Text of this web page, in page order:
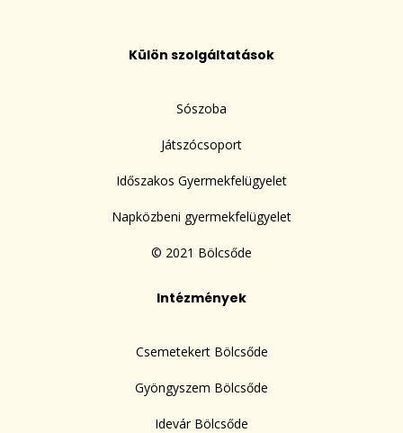
Külön szolgáltatások
Sószoba
Játszócsoport
Időszakos Gyermekfelügyelet
Napközbeni gyermekfelügyelet
© 2021 Bölcsőde
Intézmények
Csemetekert Bölcsőde
Gyöngyszem Bölcsőde
Idevár Bölcsőde